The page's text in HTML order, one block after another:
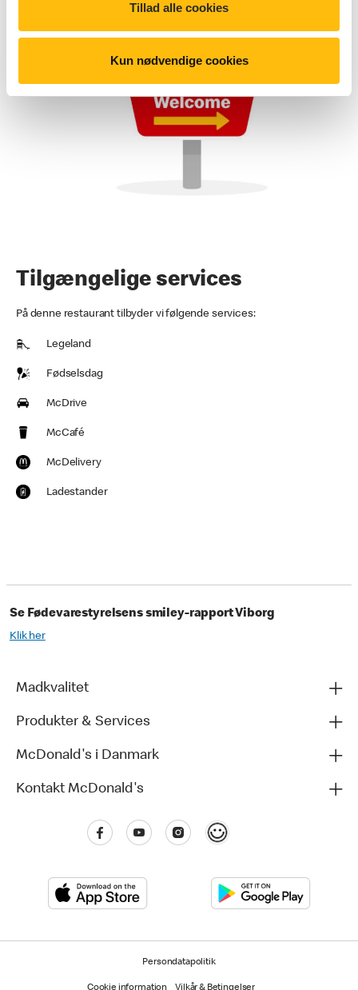
Tillad alle cookies
Kun nødvendige cookies
Tilgængelige services
På denne restaurant tilbyder vi følgende services:
Legeland
Fødselsdag
McDrive
McCafé
McDelivery
Ladestander
Se Fødevarestyrelsens smiley-rapport Viborg
Klik her
Madkvalitet
Produkter & Services
McDonald's i Danmark
Kontakt McDonald's
Persondatapolitik